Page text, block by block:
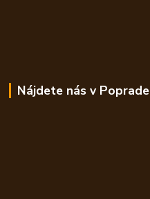
Nájdete nás v Poprade